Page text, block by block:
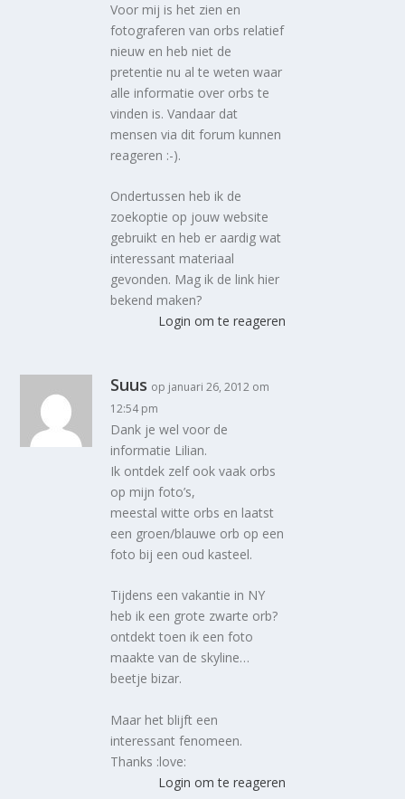
Voor mij is het zien en
fotograferen van orbs relatief
nieuw en heb niet de
pretentie nu al te weten waar
alle informatie over orbs te
vinden is. Vandaar dat
mensen via dit forum kunnen
reageren :-).
Ondertussen heb ik de
zoekoptie op jouw website
gebruikt en heb er aardig wat
interessant materiaal
gevonden. Mag ik de link hier
bekend maken?
Login om te reageren
Suus op januari 26, 2012 om
12:54 pm
Dank je wel voor de
informatie Lilian.
Ik ontdek zelf ook vaak orbs
op mijn foto’s,
meestal witte orbs en laatst
een groen/blauwe orb op een
foto bij een oud kasteel.
Tijdens een vakantie in NY
heb ik een grote zwarte orb?
ontdekt toen ik een foto
maakte van de skyline…
beetje bizar.
Maar het blijft een
interessant fenomeen.
Thanks :love:
Login om te reageren